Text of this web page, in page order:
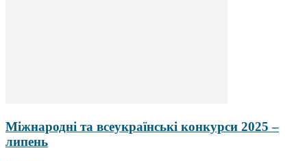
Міжнародні та всеукраїнські конкурси 2025 –
липень